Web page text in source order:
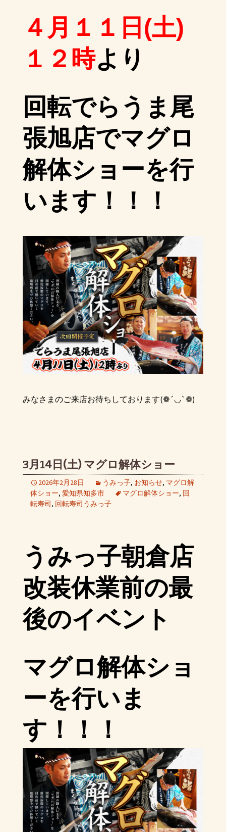
４月１１日(土)
１２時より
回転でらうま尾
張旭店でマグロ
解体ショーを行
います！！！
みなさまのご来店お待ちしております(❁´◡`❁)
3月14日(土) マグロ解体ショー
2026年2月28日 うみっ子, お知らせ, マグロ解
体ショー, 愛知県知多市 マグロ解体ショー, 回
転寿司 , 回転寿司うみっ子
うみっ子朝倉店
改装休業前の最
後のイベント
マグロ解体ショ
ーを行いま
す！！！